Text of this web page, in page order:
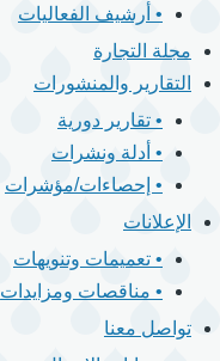
• أرشيف الفعاليات
مجلة التجارة
التقارير والمنشورات
• تقارير دورية
• أدلة ونشرات
• إحصاءات/مؤشرات
الإعلانات
• تعميمات وتنويهات
• مناقصات ومزايدات
تواصل معنا